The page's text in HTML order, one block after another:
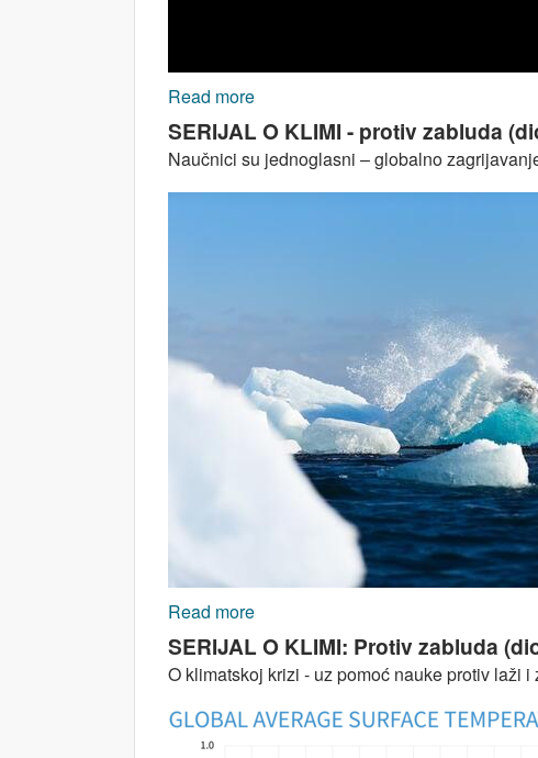
Read more
SERIJAL O KLIMI - protiv zabluda
Naučnici su jednoglasni – globalno
Read more
SERIJAL O KLIMI: Protiv zabluda
O klimatskoj krizi - uz pomoć nauke protiv laži i